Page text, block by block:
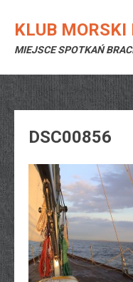
KLUB
MIEJSCE SPOTKAŃ
DSC00856